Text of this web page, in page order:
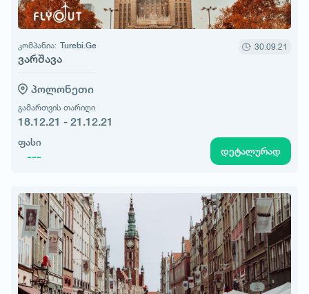
კომპანია: Turebi.Ge
ვარშავა
30.09.21
პოლონეთი
გამართვის თარიღი
18.12.21 - 21.12.21
ფასი
--- დეტალურად